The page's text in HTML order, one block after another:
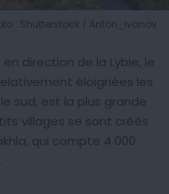
: Shutterstock / Anton_Ivanov
direction de la Lybie, le
éloignées les
sud, est la plus grande
villages se sont créés
qui compte 4 000